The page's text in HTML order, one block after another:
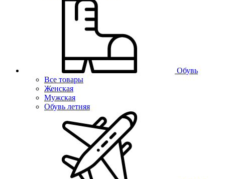
Обувь
Все товары
Женская
Мужская
Обувь летняя